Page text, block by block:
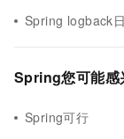
Spring logback
Spring您可能感
Spring可行